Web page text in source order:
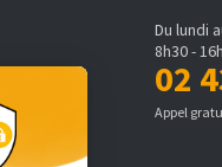
Du lundi
8h30 -
02
Appel